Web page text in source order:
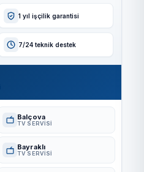
1 yıl işçilik garantisi
7/24 teknik destek
Balçova
TV SERVISI
Bayraklı
TV SERVISI